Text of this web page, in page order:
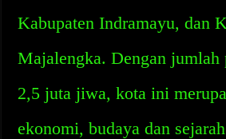
Kabupaten Indramayu, dan
Majalengka. Dengan jumlah
2,5 juta jiwa, kota ini
ekonomi, budaya dan